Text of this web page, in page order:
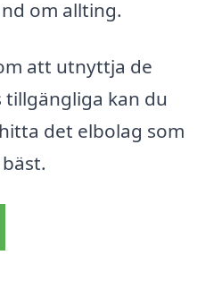
om allting.
att utnyttja de
kan du
det elbolag som